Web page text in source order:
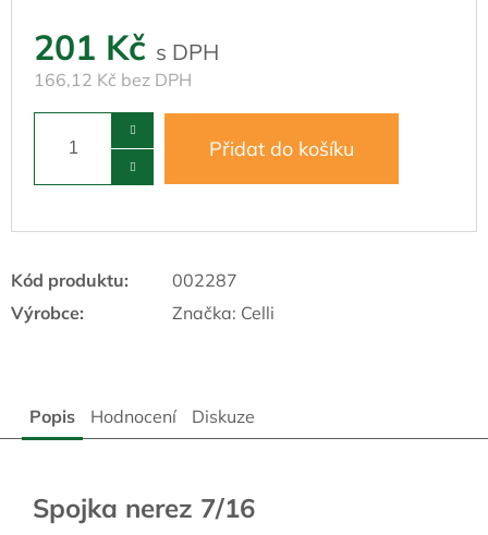
201 Kč
166,12 Kč bez DPH
Přidat do košíku
Kód produktu:
002287
Výrobce:
Značka: Celli
Popis Hodnocení Diskuze
Spojka nerez 7/16